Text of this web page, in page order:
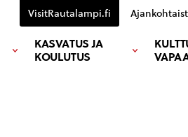
KASVATUS JA
KOULUTUS
VisitRautalampi.fi